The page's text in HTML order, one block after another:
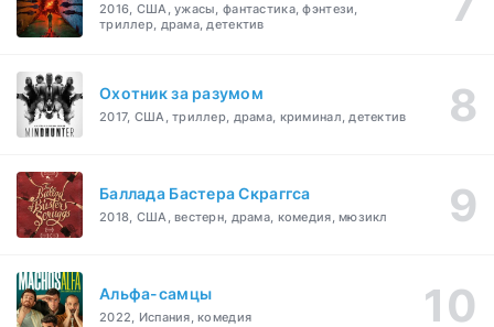
2016, США, ужасы, фантастика, фэнтези,
триллер, драма, детектив
Охотник за разумом
2017, США, триллер, драма, криминал, детектив
Баллада Бастера Скраггса
2018, США, вестерн, драма, комедия, мюзикл
Альфа-самцы
2022, Испания, комедия